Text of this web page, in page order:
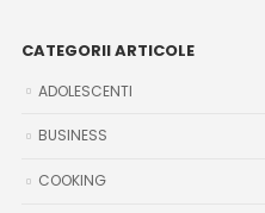
CATEGORII ARTICOLE
ADOLESCENTI
BUSINESS
COOKING